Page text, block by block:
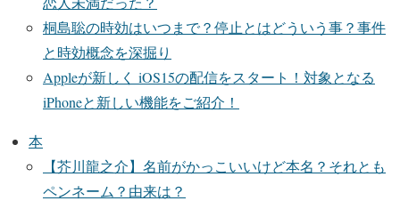
桐島聡の時効はいつまで？停止とはどういう事？事件
と時効概念を深掘り
Appleが新しく iOS15の配信をスタート！対象となる
iPhoneと新しい機能をご紹介！
本
【芥川龍之介】名前がかっこいいけど本名？それとも
ペンネーム？由来は？